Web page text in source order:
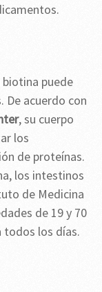
biotina puede
De acuerdo con
, su cuerpo
los
de proteínas.
los intestinos
de Medicina
de 19 y 70
todos los días.